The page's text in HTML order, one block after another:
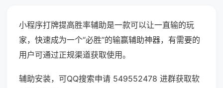
小程序打牌提高胜率辅助是一款可以让一直输的玩
家，快速成为一个“必胜”的输赢辅助神器，有需要的
用户可通过正规渠道获取使用。
辅助安装，可QQ搜索申请 549552478 进群获取软